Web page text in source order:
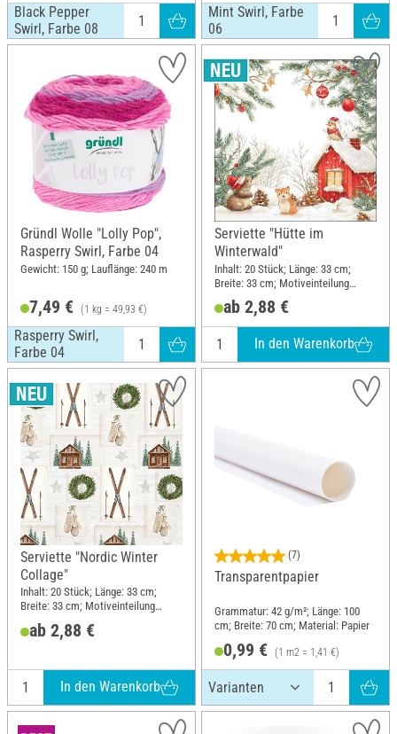
Black Pepper
Swirl, Farbe 08
Mint Swirl, Farbe
06
Gründl Wolle "Lolly Pop",
Rasperry Swirl, Farbe 04
Gewicht: 150 g; Lauflänge: 240 m
7,49 € (1 kg = 49,93 €)
Rasperry Swirl,
Farbe 04
Serviette "Hütte im
Winterwald"
Inhalt: 20 Stück; Länge: 33 cm;
Breite: 33 cm; Motiveinteilung
viertel Motiv; Material: Papier
ab 2,88 €
In den Warenkorb
Serviette "Nordic Winter
Collage"
Inhalt: 20 Stück; Länge: 33 cm;
Breite: 33 cm; Motiveinteilung
ganzes Motiv; Material: Papier
ab 2,88 €
In den Warenkorb
(7)
Transparentpapier
Grammatur: 42 g/m²; Länge: 100
cm; Breite: 70 cm; Material: Papier
0,99 € (1 m2 = 1,41 €)